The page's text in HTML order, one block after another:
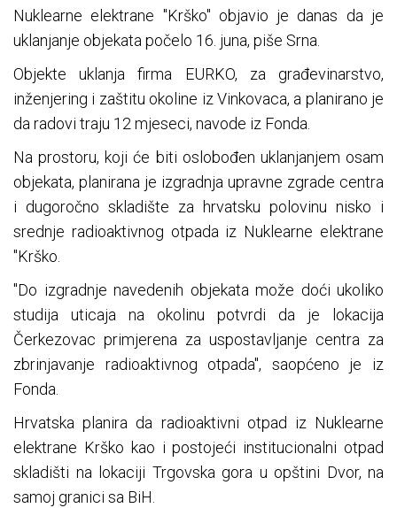
Nuklearne elektrane "Krško" objavio je danas da je
uklanjanje objekata počelo 16. juna, piše Srna.
Objekte uklanja firma EURKO, za građevinarstvo,
inženjering i zaštitu okoline iz Vinkovaca, a planirano je
da radovi traju 12 mjeseci, navode iz Fonda.
Na prostoru, koji će biti oslobođen uklanjanjem osam
objekata, planirana je izgradnja upravne zgrade centra
i dugoročno skladište za hrvatsku polovinu nisko i
srednje radioaktivnog otpada iz Nuklearne elektrane
"Krško.
"Do izgradnje navedenih objekata može doći ukoliko
studija uticaja na okolinu potvrdi da je lokacija
Čerkezovac primjerena za uspostavljanje centra za
zbrinjavanje radioaktivnog otpada", saopćeno je iz
Fonda.
Hrvatska planira da radioaktivni otpad iz Nuklearne
elektrane Krško kao i postojeći institucionalni otpad
skladišti na lokaciji Trgovska gora u opštini Dvor, na
samoj granici sa BiH.